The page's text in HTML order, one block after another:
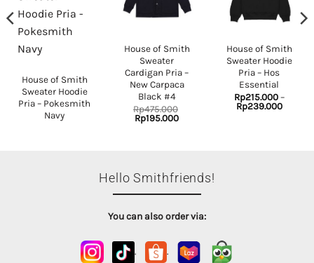
House of Smith
Sweater Hoodie
Pria – Pokesmith
Navy
House of Smith
Sweater
Cardigan Pria –
New Carpaca
Black #4
Rp475.000
Original
price
Rp195.000Current
House of Smith
Sweater Hoodie
Pria – Hos
Essential
Rp215.000 –
Rp239.000Price
Hello Smithfriends!
You can also order via:
. .